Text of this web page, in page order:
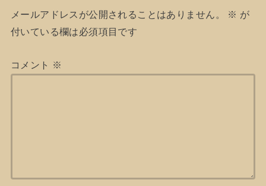
メールアドレスが公開されることはありません。 ※ が
付いている欄は必須項目です
コメント ※